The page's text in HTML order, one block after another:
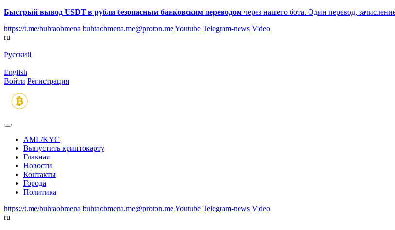
Быстрый вывод USDT в рубли безопасным банковским переводом через нашего бота. Один перевод,
https://t.me/buhtaobmena buhtaobmena.me@proton.meYoutube Telegram-news Video
ru
Русский
English
Войти Регистрация
AML/KYC
Выпустить криптокарту
Главная
Новости
Контакты
Города
Политика
https://t.me/buhtaobmena buhtaobmena.me@proton.meYoutube Telegram-news Video
ru